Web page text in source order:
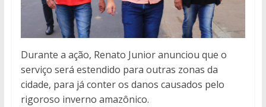
Durante a ação, Renato Junior anunciou que o
serviço será estendido para outras zonas da
cidade, para já conter os danos causados pelo
rigoroso inverno amazônico.